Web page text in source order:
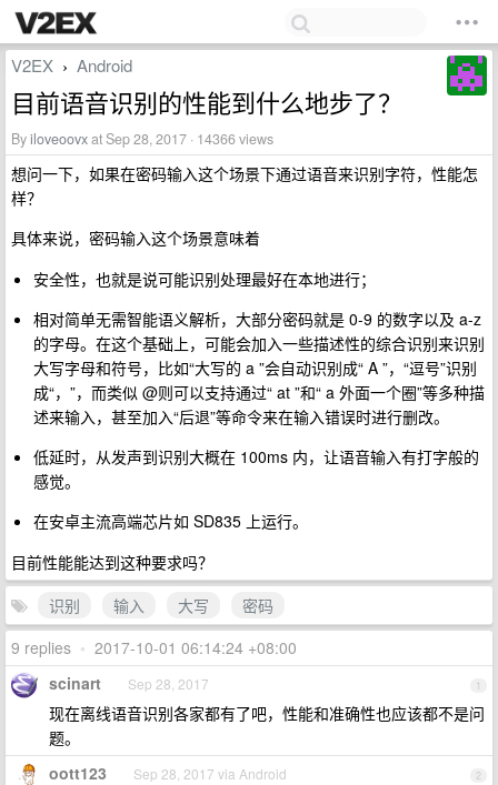
V2EX › Android
目前语音识别的性能到什么地步了？
Byiloveoovxat Sep 28, 2017 · 14366 views
想问一下，如果在密码输入这个场景下通过语音来识别字符，性能怎
样？
具体来说，密码输入这个场景意味着
安全性，也就是说可能识别处理最好在本地进行；
相对简单无需智能语义解析，大部分密码就是 0-9 的数字以及 a-z
的字母。在这个基础上，可能会加入一些描述性的综合识别来识别
大写字母和符号，比如“大写的 a ”会自动识别成“ A ”，“逗号”识别
成“，”，而类似 @则可以支持通过“ at ”和“ a 外面一个圈”等多种描
述来输入，甚至加入“后退”等命令来在输入错误时进行删改。
低延时，从发声到识别大概在 100ms 内，让语音输入有打字般的
感觉。
在安卓主流高端芯片如 SD835 上运行。
目前性能能达到这种要求吗？
识别
输入 大写
密码
9 replies • 2017-10-01 06:14:24 +08:00
1
scinart Sep 28, 2017
现在离线语音识别各家都有了吧，性能和准确性也应该都不是问
题。
2
oott123 Sep 28, 2017 via Android